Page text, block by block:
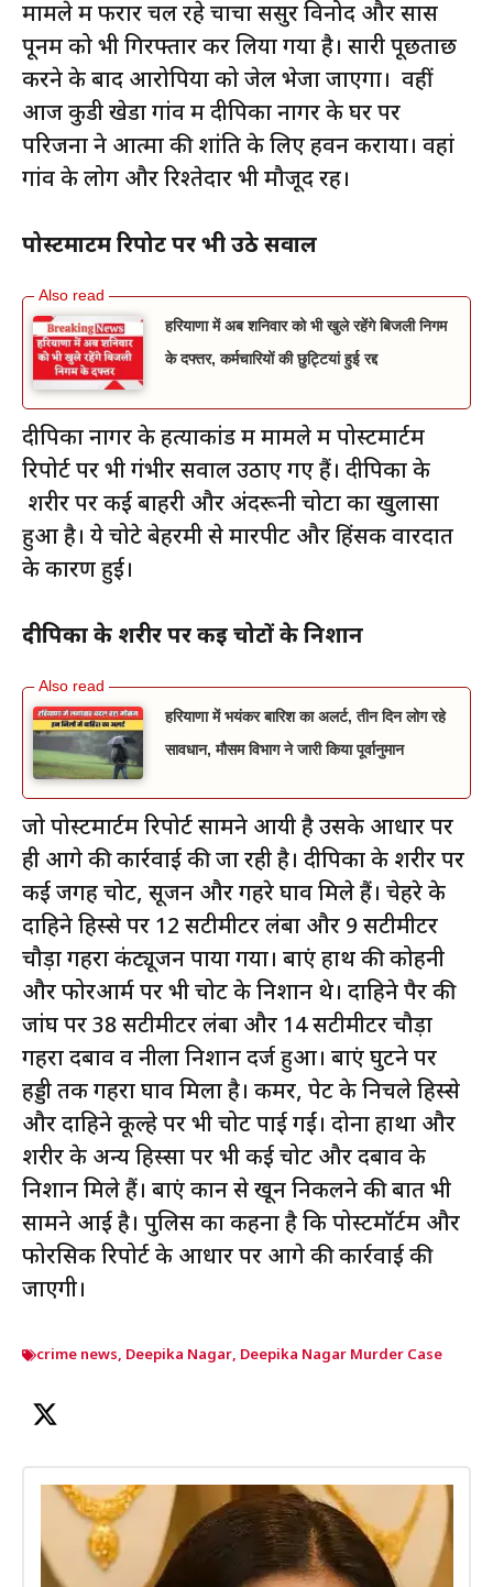
मामले में फरार चल रहे चाचा ससुर विनोद और सास
पूनम को भी गिरफ्तार कर लिया गया है। सारी पूछताछ
करने के बाद आरोपियों को जेल भेजा जाएगा। वहीं
आज कुडी खेडा गांव में दीपिका नागर के घर पर
परिजनों ने आत्मा की शांति के लिए हवन कराया। वहां
गांव के लोग और रिश्तेदार भी मौजूद रहें।
पोस्टमार्टम रिपोर्ट पर भी उठे सवाल
हरियाणा में अब शनिवार को भी खुले रहेंगे बिजली निगम
के दफ्तर, कर्मचारियों की छुट्टियां हुई रद्द
दीपिका नागर के हत्याकांड में मामले में पोस्टमार्टम
रिपोर्ट पर भी गंभीर सवाल उठाए गए हैं। दीपिका के
शरीर पर कई बाहरी और अंदरूनी चोटों का खुलासा
हुआ है। ये चोटे बेहरमी से मारपीट और हिंसक वारदात
के कारण हुई।
दीपिका के शरीर पर कई चोटों के निशान
हरियाणा में भयंकर बारिश का अलर्ट, तीन दिन लोग रहे
सावधान, मौसम विभाग ने जारी किया पूर्वानुमान
जो पोस्टमार्टम रिपोर्ट सामने आयी है उसके आधार पर
ही आगे की कार्रवाई की जा रही है। दीपिका के शरीर पर
कई जगह चोटें, सूजन और गहरे घाव मिले हैं। चेहरे के
दाहिने हिस्से पर 12 सेंटीमीटर लंबा और 9 सेंटीमीटर
चौड़ा गहरा कंट्यूजन पाया गया। बाएं हाथ की कोहनी
और फोरआर्म पर भी चोट के निशान थे। दाहिने पैर की
जांघ पर 38 सेंटीमीटर लंबा और 14 सेंटीमीटर चौड़ा
गहरा दबाव व नीला निशान दर्ज हुआ। बाएं घुटने पर
हड्डी तक गहरा घाव मिला है। कमर, पेट के निचले हिस्से
और दाहिने कूल्हे पर भी चोटें पाई गईं। दोनों हाथों और
शरीर के अन्य हिस्सों पर भी कई चोट और दबाव के
निशान मिले हैं। बाएं कान से खून निकलने की बात भी
सामने आई है। पुलिस का कहना है कि पोस्टमॉर्टम और
फोरेंसिक रिपोर्ट के आधार पर आगे की कार्रवाई की
जाएगी।
crime news, Deepika Nagar, Deepika Nagar Murder Case